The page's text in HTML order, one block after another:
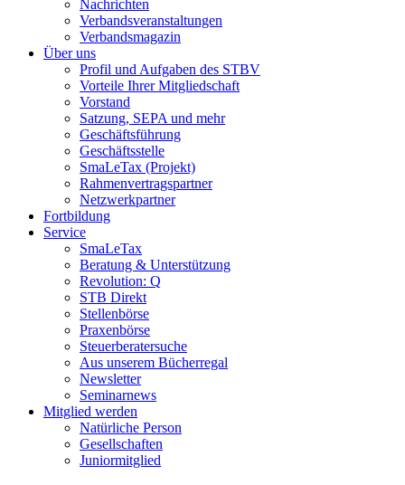
Nachrichten
Verbandsveranstaltungen
Verbandsmagazin
Über uns
Profil und Aufgaben des STBV
Vorteile Ihrer Mitgliedschaft
Vorstand
Satzung, SEPA und mehr
Geschäftsführung
Geschäftsstelle
SmaLeTax (Projekt)
Rahmenvertragspartner
Netzwerkpartner
Fortbildung
Service
SmaLeTax
Beratung & Unterstützung
Revolution: Q
STB Direkt
Stellenbörse
Praxenbörse
Steuerberatersuche
Aus unserem Bücherregal
Newsletter
Seminarnews
Mitglied werden
Natürliche Person
Gesellschaften
Juniormitglied